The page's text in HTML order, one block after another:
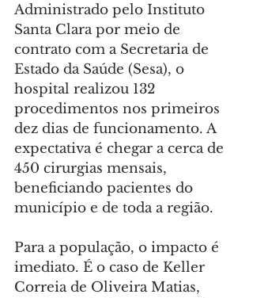
Administrado pelo Instituto
Santa Clara por meio de
contrato com a Secretaria de
Estado da Saúde (Sesa), o
hospital realizou 132
procedimentos nos primeiros
dez dias de funcionamento. A
expectativa é chegar a cerca de
450 cirurgias mensais,
beneficiando pacientes do
município e de toda a região.
Para a população, o impacto é
imediato. É o caso de Keller
Correia de Oliveira Matias,